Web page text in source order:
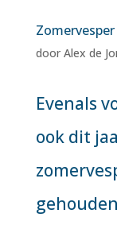
door Alex de
Evenals
ook dit